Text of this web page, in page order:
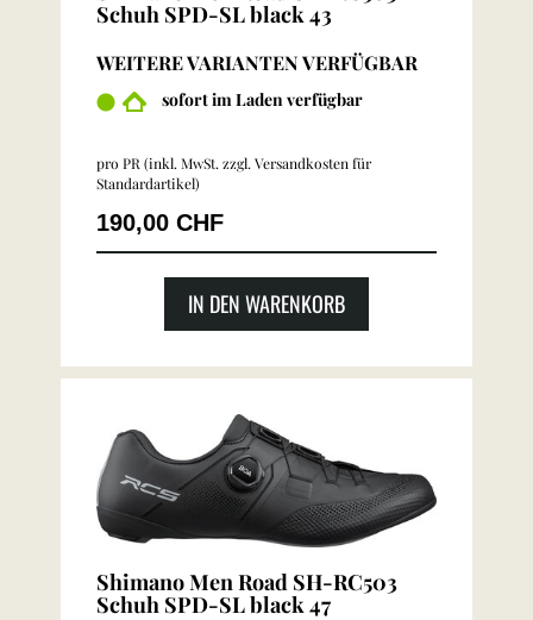
Schuh SPD-SL black 43
WEITERE VARIANTEN VERFÜGBAR
sofort im Laden verfügbar
pro PR (inkl. MwSt. zzgl. Versandkosten für
Standardartikel)
190,00 CHF
IN DEN WARENKORB
Shimano Men Road SH-RC503
Schuh SPD-SL black 47